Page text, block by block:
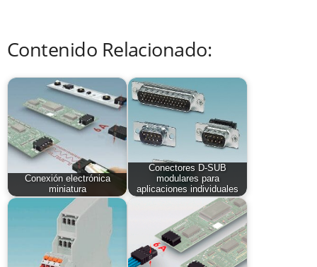
Contenido Relacionado:
Conexión electrónica
miniatura
Conectores D-SUB
modulares para
aplicaciones individuales